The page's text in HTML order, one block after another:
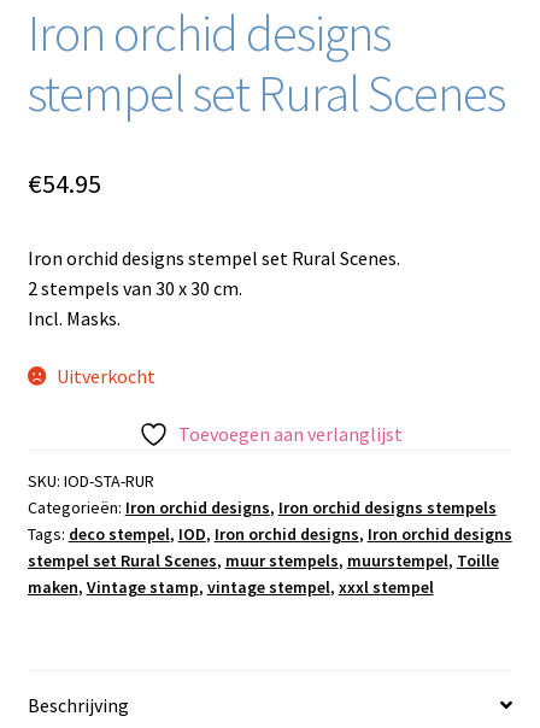
Iron orchid designs
stempel set Rural Scenes
€54.95
Iron orchid designs stempel set Rural Scenes.
2 stempels van 30 x 30 cm.
Incl. Masks.
Uitverkocht
Toevoegen aan verlanglijst
SKU: IOD-STA-RUR
Categorieën: Iron orchid designs, Iron orchid designs stempels
Tags: deco stempel, IOD, Iron orchid designs, Iron orchid designs
stempel set Rural Scenes, muur stempels, muurstempel, Toille
maken, Vintage stamp, vintage stempel, xxxl stempel
Beschrijving